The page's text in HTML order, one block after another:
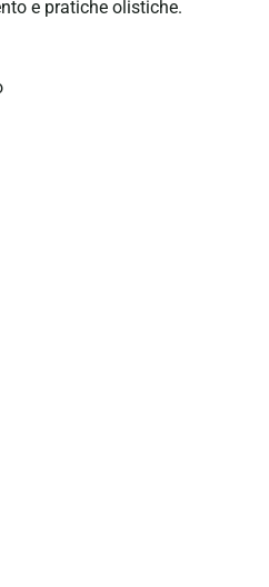
e pratiche olistiche.